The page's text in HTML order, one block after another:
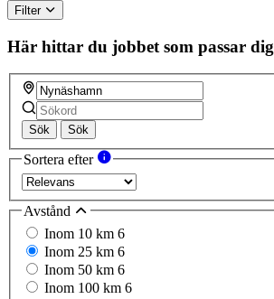
Filter
Här hittar du jobbet som passar dig
Sök Sök
Sortera efter
Avstånd
Inom 10 km 6
Inom 25 km 6
Inom 50 km 6
Inom 100 km 6